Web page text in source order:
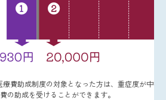
費助成制度の対象となった方は、重症度が中
の助成を受けることができます。